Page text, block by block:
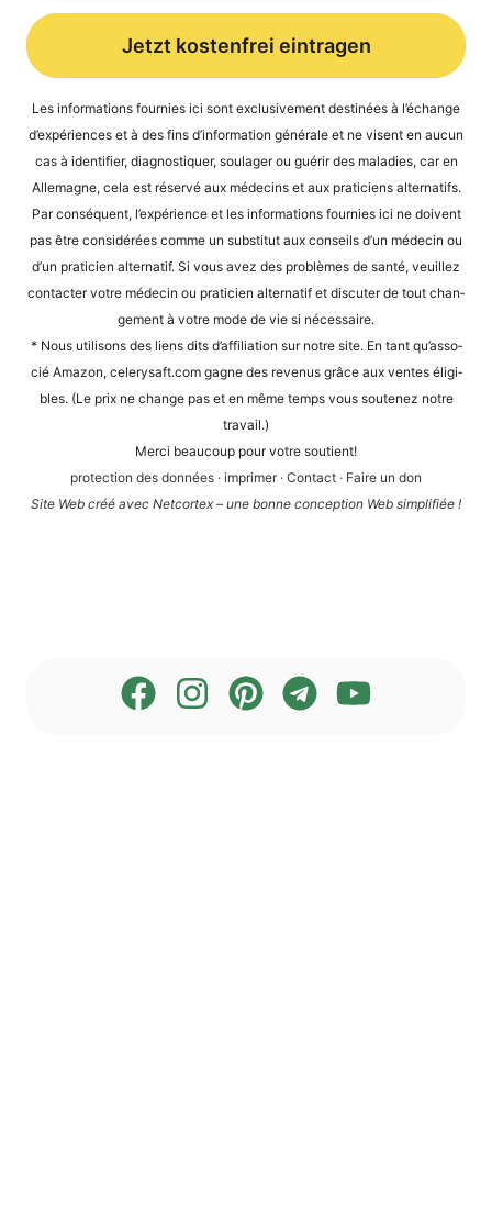
Jetzt kostenfrei eintragen
Les infor­ma­ti­ons four­nies ici sont exclu­si­ve­ment desti­nées à l’é­ch­an­ge
d’expé­ri­en­ces et à des fins d’in­for­ma­ti­on géné­ra­le et ne visent en aucun
cas à iden­ti­fier, dia­gnos­ti­quer, sou­la­ger ou guérir des mala­dies, car en
Alle­ma­gne, cela est réser­vé aux méde­cins et aux pra­ti­ci­ens alter­na­tifs.
Par con­sé­quent, l’expérience et les infor­ma­ti­ons four­nies ici ne doi­vent
pas être con­sidé­rées com­me un sub­sti­tut aux con­seils d’un méde­cin ou
d’un pra­ti­ci­en alter­na­tif. Si vous avez des pro­blè­mes de san­té, veuil­lez
cont­ac­ter vot­re méde­cin ou pra­ti­ci­en alter­na­tif et dis­cu­ter de tout chan­
ge­ment à vot­re mode de vie si nécessaire.
* Nous uti­li­sons des liens dits d’af­fi­lia­ti­on sur not­re site. En tant qu’as­so­
cié Ama­zon, cele​ry​saft​.com gagne des reve­nus grâce aux ven­tes éli­gi­
bles. (Le prix ne chan­ge pas et en même temps vous sou­te­n­ez not­re
travail.)
Mer­ci beau­coup pour vot­re soutient!
pro­tec­tion des don­nées · impri­mer· Cont­act · Fai­re un don
Site Web créé avec Net­cortex – une bon­ne con­cep­ti­on Web simplifiée !